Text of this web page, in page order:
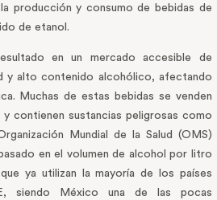
producción y consumo de bebidas de
de etanol.
en un mercado accesible de
y alto contenido alcohólico, afectando
Muchas de estas bebidas se venden
y contienen sustancias peligrosas como
Mundial de la Salud (OMS)
en el volumen de alcohol por litro
ya utilizan la mayoría de los países
siendo México una de las pocas